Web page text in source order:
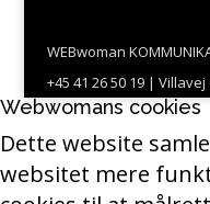
WEBwoman
+45 41 26 50 19 | Villavej
Webwomans cookies
Dette website
websitet mere